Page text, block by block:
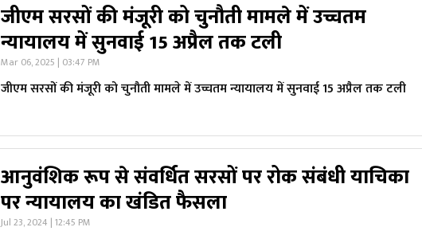
जीएम सरसों की मंजूरी को चुनौती मामले में उच्चतम
न्यायालय में सुनवाई 15 अप्रैल तक टली
Mar 06, 2025 | 03:47 PM
जीएम सरसों की मंजूरी को चुनौती मामले में उच्चतम न्यायालय में सुनवाई 15 अप्रैल तक टली
आनुवंशिक रूप से संवर्धित सरसों पर रोक संबंधी याचिका
पर न्यायालय का खंडित फैसला
Jul 23, 2024 | 12:45 PM